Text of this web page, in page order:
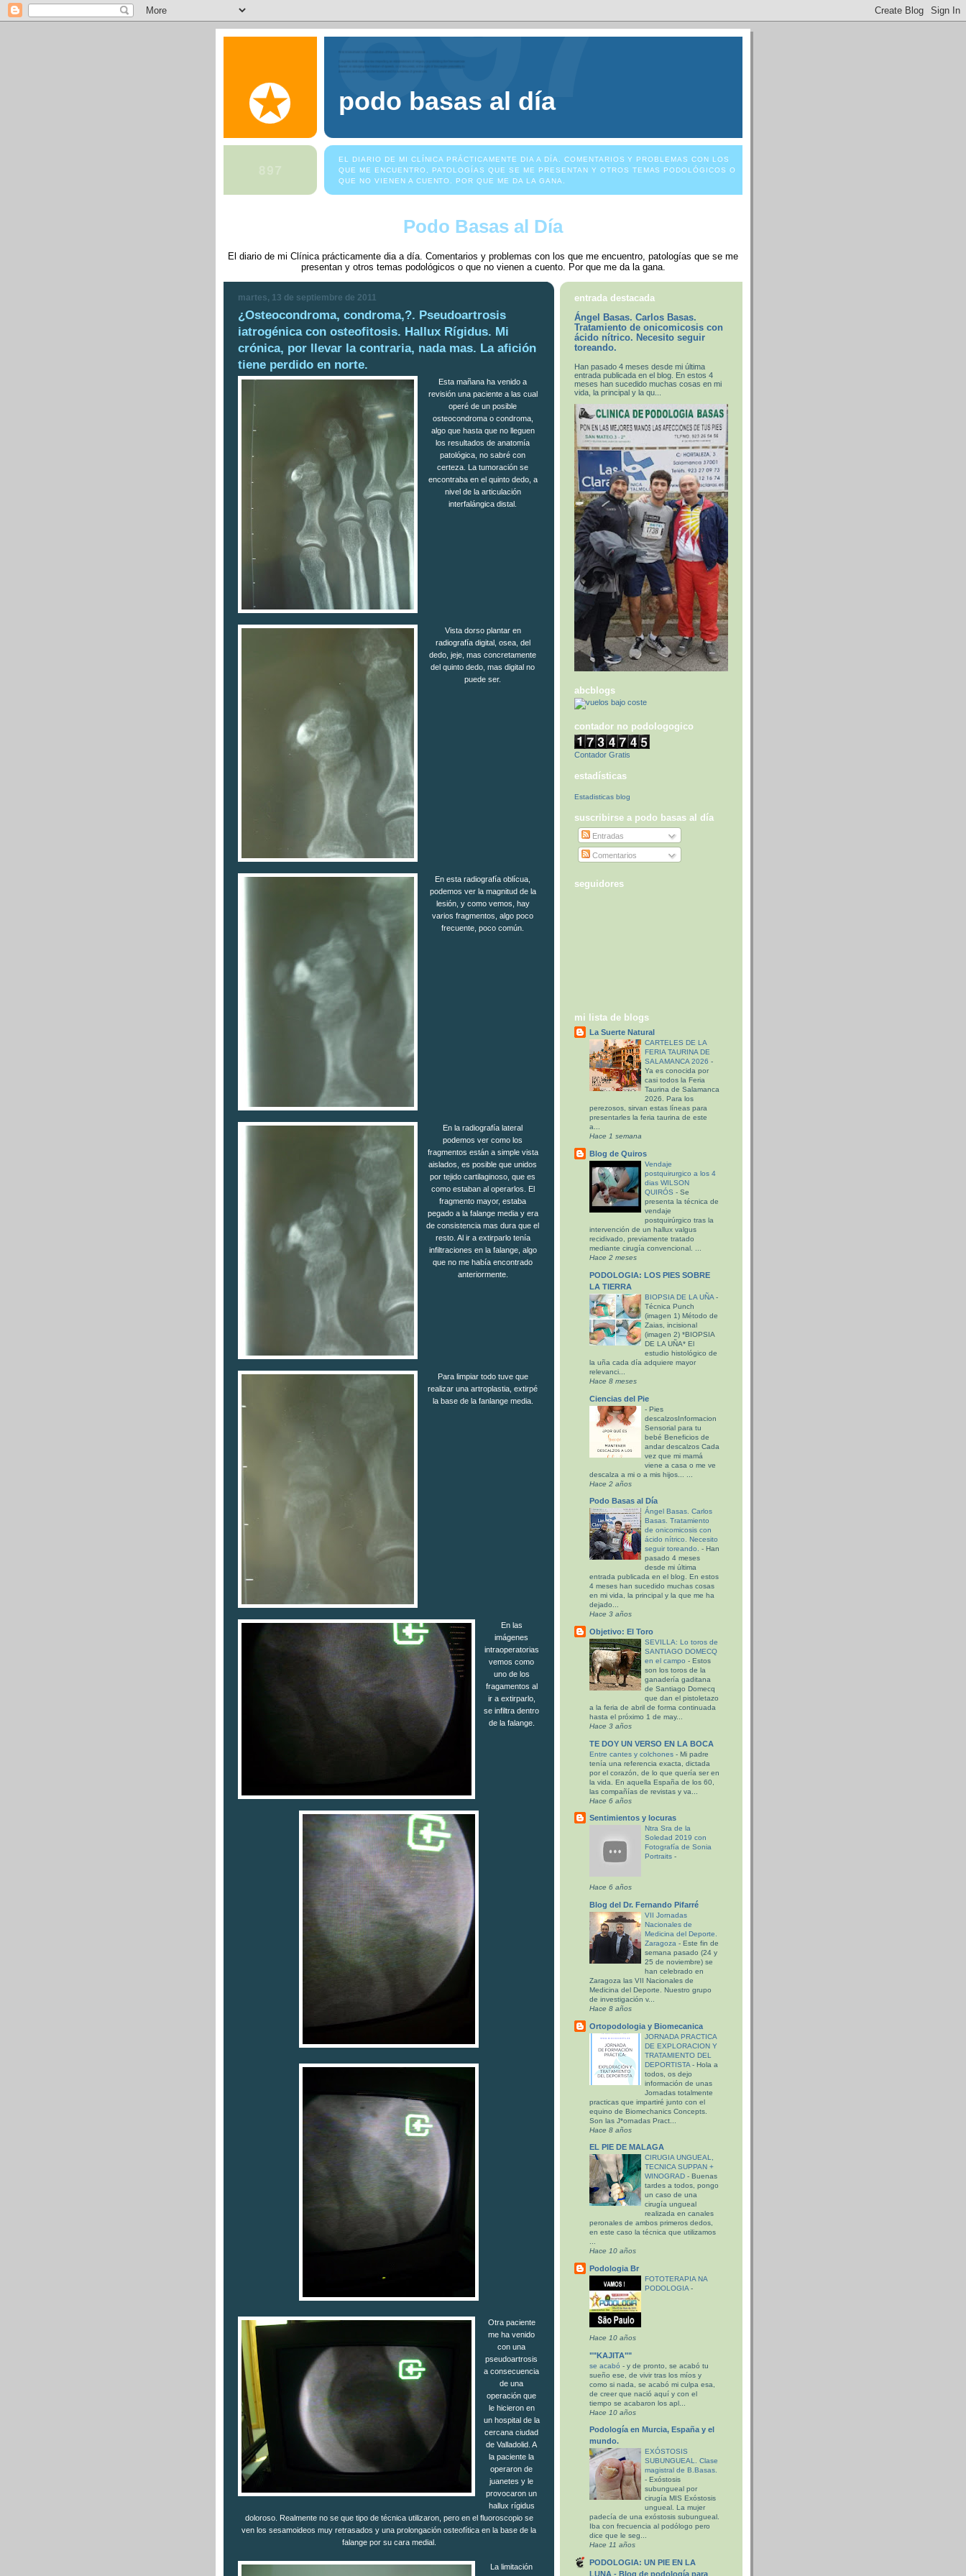
podo basas al día
EL DIARIO DE MI CLÍNICA PRÁCTICAMENTE DIA A DÍA. COMENTARIOS Y PROBLEMAS CON LOS
QUE ME ENCUENTRO, PATOLOGÍAS QUE SE ME PRESENTAN Y OTROS TEMAS PODOLÓGICOS O
QUE NO VIENEN A CUENTO. POR QUE ME DA LA GANA.
Podo Basas al Día
El diario de mi Clínica prácticamente dia a día. Comentarios y problemas con los que me encuentro, patologías que se me
presentan y otros temas podológicos o que no vienen a cuento. Por que me da la gana.
martes, 13 de septiembre de 2011
¿Osteocondroma, condroma,?. Pseudoartrosis
iatrogénica con osteofitosis. Hallux Rígidus. Mi
crónica, por llevar la contraria, nada mas. La afición
tiene perdido en norte.
Esta mañana ha venido a
revisión una paciente a las cual
operé de un posible
osteocondroma o condroma,
algo que hasta que no lleguen
los resultados de anatomía
patológica, no sabré con
certeza. La tumoración se
encontraba en el quinto dedo, a
nivel de la articulación
interfalángica distal.
Vista dorso plantar en
radiografía digital, osea, del
dedo, jeje, mas concretamente
del quinto dedo, mas digital no
puede ser.
En esta radiografía oblícua,
podemos ver la magnitud de la
lesión, y como vemos, hay
varios fragmentos, algo poco
frecuente, poco común.
En la radiografía lateral
podemos ver como los
fragmentos están a simple vista
aislados, es posible que unidos
por tejido cartilaginoso, que es
como estaban al operarlos. El
fragmento mayor, estaba
pegado a la falange media y era
de consistencia mas dura que el
resto. Al ir a extirparlo tenía
infiltraciones en la falange, algo
que no me había encontrado
anteriormente.
Para limpiar todo tuve que
realizar una artroplastia, extirpé
la base de la fanlange media.
En las
imágenes
intraoperatorias
vemos como
uno de los
fragamentos al
ir a extirparlo,
se infiltra dentro
de la falange.
Otra paciente
me ha venido
con una
pseudoartrosis
a consecuencia
de una
operación que
le hicieron en
un hospital de la
cercana ciudad
de Valladolid. A
la paciente la
operaron de
juanetes y le
provocaron un
hallux rígidus
doloroso. Realmente no se que tipo de técnica utilizaron, pero en el fluoroscopio se
ven los sesamoideos muy retrasados y una prolongación osteofítica en la base de la
falange por su cara medial.
La limitación
entrada destacada
Ángel Basas. Carlos Basas.
Tratamiento de onicomicosis con
ácido nítrico. Necesito seguir
toreando.
Han pasado 4 meses desde mi última
entrada publicada en el blog. En estos 4
meses han sucedido muchas cosas en mi
vida, la principal y la qu...
abcblogs
contador no podologogico
Contador Gratis
estadísticas
Estadisticas blog
suscribirse a podo basas al día
Entradas
Comentarios
seguidores
mi lista de blogs
La Suerte Natural
CARTELES DE LA
FERIA TAURINA DE
SALAMANCA 2026 -
Ya es conocida por
casi todos la Feria
Taurina de Salamanca
2026. Para los
perezosos, sirvan estas líneas para
presentarles la feria taurina de este
a...
Hace 1 semana
Blog de Quiros
Vendaje
postquirurgico a los 4
dias WILSON
QUIRÓS - Se
presenta la técnica de
vendaje
postquirúrgico tras la
intervención de un hallux valgus
recidivado, previamente tratado
mediante cirugía convencional. ...
Hace 2 meses
PODOLOGIA: LOS PIES SOBRE
LA TIERRA
BIOPSIA DE LA UÑA -
Técnica Punch
(imagen 1) Método de
Zaias, incisional
(imagen 2) *BIOPSIA
DE LA UÑA* El
estudio histológico de
la uña cada día adquiere mayor
relevanci...
Hace 8 meses
Ciencias del Pie
- Pies
descalzosInformacion
Sensorial para tu
bebé Beneficios de
andar descalzos Cada
vez que mi mamá
viene a casa o me ve
descalza a mi o a mis hijos... ...
Hace 2 años
Podo Basas al Día
Ángel Basas. Carlos
Basas. Tratamiento
de onicomicosis con
ácido nítrico. Necesito
seguir toreando. - Han
pasado 4 meses
desde mi última
entrada publicada en el blog. En estos
4 meses han sucedido muchas cosas
en mi vida, la principal y la que me ha
dejado...
Hace 3 años
Objetivo: El Toro
SEVILLA: Lo toros de
SANTIAGO DOMECQ
en el campo - Estos
son los toros de la
ganadería gaditana
de Santiago Domecq
que dan el pistoletazo
a la feria de abril de forma continuada
hasta el próximo 1 de may...
Hace 3 años
TE DOY UN VERSO EN LA BOCA
Entre cantes y colchones - Mi padre
tenía una referencia exacta, dictada
por el corazón, de lo que quería ser en
la vida. En aquella España de los 60,
las compañías de revistas y va...
Hace 6 años
Sentimientos y locuras
Ntra Sra de la
Soledad 2019 con
Fotografía de Sonia
Portraits -
Hace 6 años
Blog del Dr. Fernando Pifarré
VII Jornadas
Nacionales de
Medicina del Deporte.
Zaragoza - Este fin de
semana pasado (24 y
25 de noviembre) se
han celebrado en
Zaragoza las VII Nacionales de
Medicina del Deporte. Nuestro grupo
de investigación v...
Hace 8 años
Ortopodologia y Biomecanica
JORNADA PRACTICA
DE EXPLORACION Y
TRATAMIENTO DEL
DEPORTISTA - Hola a
todos, os dejo
información de unas
Jornadas totalmente
practicas que impartiré junto con el
equino de Biomechanics Concepts.
Son las J*ornadas Pract...
Hace 8 años
EL PIE DE MALAGA
CIRUGIA UNGUEAL,
TECNICA SUPPAN +
WINOGRAD - Buenas
tardes a todos, pongo
un caso de una
cirugía ungueal
realizada en canales
peronales de ambos primeros dedos,
en este caso la técnica que utilizamos
...
Hace 10 años
Podologia Br
FOTOTERAPIA NA
PODOLOGIA -
Hace 10 años
""KAJITA""
se acabó - y de pronto, se acabó tu
sueño ese, de vivir tras los míos y
como si nada, se acabó mi culpa esa,
de creer que nació aquí y con el
tiempo se acabaron los apl...
Hace 10 años
Podología en Murcia, España y el
mundo.
EXÓSTOSIS
SUBUNGUEAL. Clase
magistral de B.Basas.
- Exóstosis
subungueal por
cirugía MIS Exóstosis
ungueal. La mujer
padecía de una exóstosis subungueal.
Iba con frecuencia al podólogo pero
dice que le seg...
Hace 11 años
PODOLOGIA: UN PIE EN LA
LUNA - Blog de podología para